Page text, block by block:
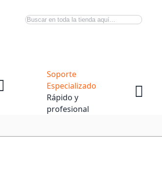
Buscar
Soporte
Especializado
Rápido y
profesional